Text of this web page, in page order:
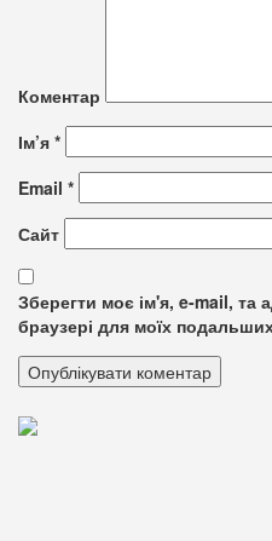
Коментар
Ім’я *
Email *
Сайт
Зберегти моє ім'я, e-mail, та
браузері для моїх